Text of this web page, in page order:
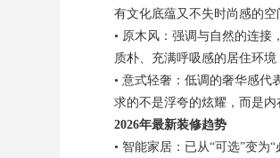
有文化底蕴又不失时尚感的空
• 原木风：强调与自然的连接
质朴、充满呼吸感的居住环境
• 意式轻奢：低调的奢华感代
求的不是浮夸的炫耀，而是内
2026年最新装修趋势
• 智能家居：已从“可选”变为